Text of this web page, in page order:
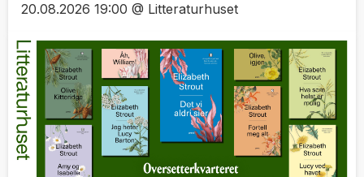
20.08.2026 19:00 @ Litteraturhuset